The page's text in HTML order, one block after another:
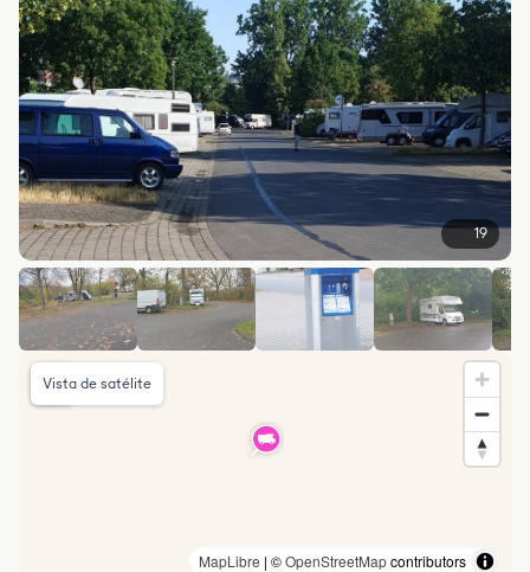
19
MapLibre | ©OpenStreetMapcontributors
Vista de satélite